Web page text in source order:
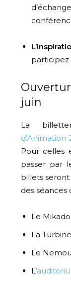
participez
juin
La
d’Animation
Pour celles
passer par
billets
des séances
Le Mikado
La Turbine
Le
L’